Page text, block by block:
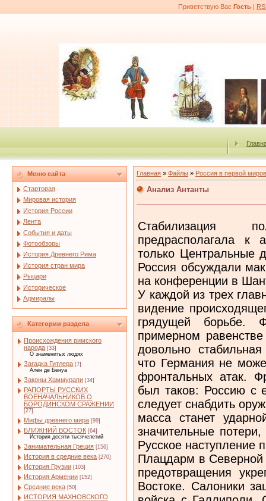
Приветствую Вас Гость |
Меню сайта
Стартовая
Мировая история
История России
Лента
События и даты
Фотообзоры
История Древнего Рима
История стран мира
Рыцари
Историческое
Адмиралы
Категории раздела
Происхождения римского
народа [33]
О знаменитых людях
Загадка Гитлера [7]
Ален де Бенуа
Законы Хаммурапи [34]
РАПОРТЫ РУССКИХ
ВОЕНАЧАЛЬНИКОВ О
БОРОДИНСКОМ СРАЖЕНИИ
[27]
Мифы древнего мира [99]
БЛИЖНИЙ ВОСТОК [64]
История десяти тысячелетий
Занимательная Греция [156]
История в средние века [270]
История Грузии [103]
История Армении [152]
Средние века [50]
ИСТОРИЯ МАХНОВСКОГО
Главная » Файлы » Россия в первой
Анализ Антанты
Стабилизация
предрасполагала к
только Центральные
Россия обсуждали
на конференции в
У каждой из трех
видение
грядущей борьбе.
примерном
довольно
что Германия не
фронтальных атак.
был таков: Россию с
следует снабдить
масса станет
значительные
Русское наступление
Плацдарм в Северной
предотвращения
Востоке. Салоники